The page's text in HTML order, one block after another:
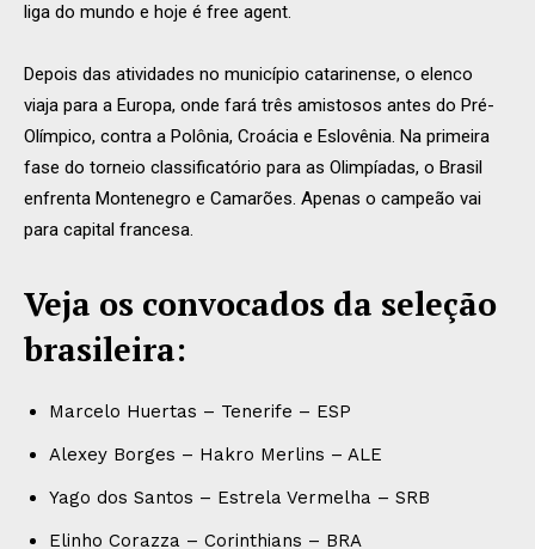
liga do mundo e hoje é free agent.
Depois das atividades no município catarinense, o elenco
viaja para a Europa, onde fará três amistosos antes do Pré-
Olímpico, contra a Polônia, Croácia e Eslovênia. Na primeira
fase do torneio classificatório para as Olimpíadas, o Brasil
enfrenta Montenegro e Camarões. Apenas o campeão vai
para capital francesa.
Veja os convocados da seleção
brasileira:
Marcelo Huertas – Tenerife – ESP
Alexey Borges – Hakro Merlins – ALE
Yago dos Santos – Estrela Vermelha – SRB
Elinho Corazza – Corinthians – BRA